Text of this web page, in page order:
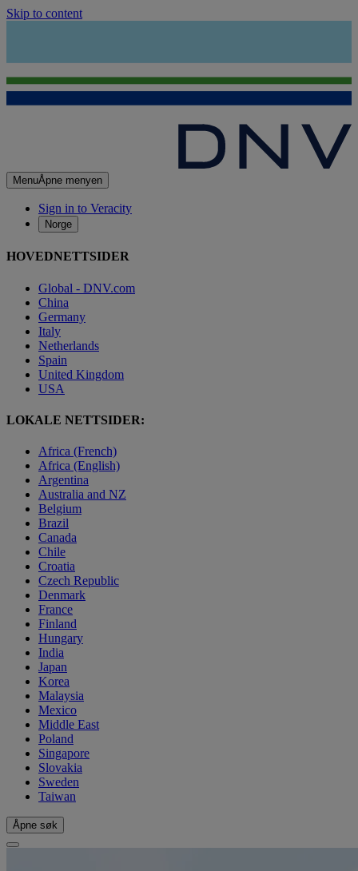
Skip to content
MenuÅpne menyen
Sign in to Veracity
Norge
HOVEDNETTSIDER
Global - DNV.com
China
Germany
Italy
Netherlands
Spain
United Kingdom
USA
LOKALE NETTSIDER:
Africa (French)
Africa (English)
Argentina
Australia and NZ
Belgium
Brazil
Canada
Chile
Croatia
Czech Republic
Denmark
France
Finland
Hungary
India
Japan
Korea
Malaysia
Mexico
Middle East
Poland
Singapore
Slovakia
Sweden
Taiwan
Åpne søk